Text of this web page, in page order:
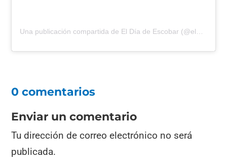
0 comentarios
Enviar un comentario
Tu dirección de correo electrónico no será
publicada.